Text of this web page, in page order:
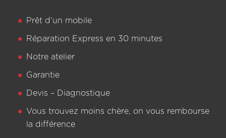
Prêt d’un mobile
Réparation Express en 30 minutes
Notre atelier
Garantie
Devis – Diagnostique
Vous trouvez moins chère, on vous rembourse
la différence